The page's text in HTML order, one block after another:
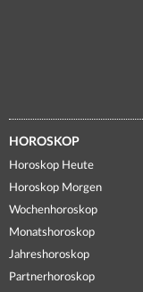
HOROSKOP
Horoskop Heute
Horoskop Morgen
Wochenhoroskop
Monatshoroskop
Jahreshoroskop
Partnerhoroskop